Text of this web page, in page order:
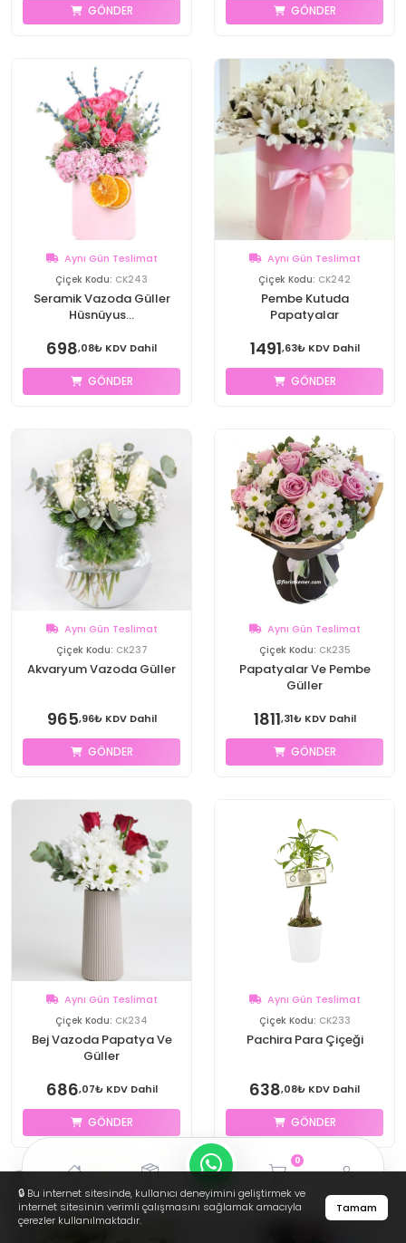
Ana Sayfa Takip Sepetim
0
Profil
GÖNDER GÖNDER
Aynı Gün Teslimat
Çiçek Kodu: CK243
Seramik Vazoda Güller
Hüsnüyus...
698,08₺ KDV Dahil
GÖNDER
Aynı Gün Teslimat
Çiçek Kodu: CK242
Pembe Kutuda
Papatyalar
1491,63₺ KDV Dahil
GÖNDER
Aynı Gün Teslimat
Çiçek Kodu: CK237
Akvaryum Vazoda Güller
965,96₺ KDV Dahil
GÖNDER
Aynı Gün Teslimat
Çiçek Kodu: CK235
Papatyalar Ve Pembe
Güller
1811,31₺ KDV Dahil
GÖNDER
Aynı Gün Teslimat
Çiçek Kodu: CK234
Bej Vazoda Papatya Ve
Güller
686,07₺ KDV Dahil
GÖNDER
Aynı Gün Teslimat
Çiçek Kodu: CK233
Pachira Para Çiçeği
638,08₺ KDV Dahil
GÖNDER
🔒 Bu internet sitesinde, kullanıcı deneyimini geliştirmek ve
internet sitesinin verimli çalışmasını sağlamak amacıyla
çerezler kullanılmaktadır.
Tamam